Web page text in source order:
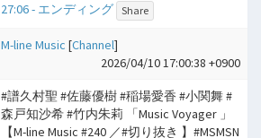
27:06 - エンディング Share
M-line Music [Channel]
2026/04/10 17:00:38 +0900
#譜久村聖 #佐藤優樹 #稲場愛香 #小関舞 #
森戸知沙希 #竹内朱莉 「Music Voyager 」
【M-line Music #240 ／#切り抜き 】#MSMSN